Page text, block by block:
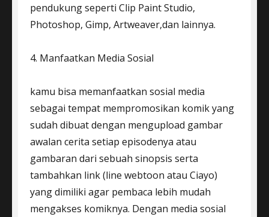
pendukung seperti Clip Paint Studio,
Photoshop, Gimp, Artweaver,dan lainnya.
4. Manfaatkan Media Sosial
kamu bisa memanfaatkan sosial media
sebagai tempat mempromosikan komik yang
sudah dibuat dengan mengupload gambar
awalan cerita setiap episodenya atau
gambaran dari sebuah sinopsis serta
tambahkan link (line webtoon atau Ciayo)
yang dimiliki agar pembaca lebih mudah
mengakses komiknya. Dengan media sosial